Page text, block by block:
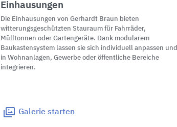
Einhausungen
Die Einhausungen von Gerhardt Braun bieten
witterungsgeschützten Stauraum für Fahrräder,
Mülltonnen oder Gartengeräte. Dank modularem
Baukastensystem lassen sie sich individuell anpassen und
in Wohnanlagen, Gewerbe oder öffentliche Bereiche
integrieren.
Galerie starten